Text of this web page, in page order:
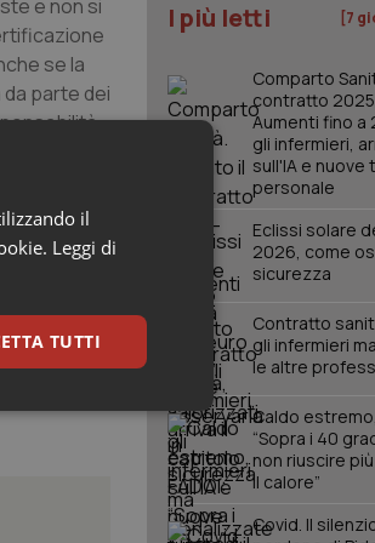
e non si
se la
parte dei
filiera della
azione di
I più letti [7
Comparto
contratto
Aumenti fino a
gli infermieri,
sull'IA e nuove
personale
Eclissi solare
2026, come
sicurezza
Contratto
gli infermieri
le altre
Caldo
“Sopra i 40
non riuscire
il calore”
Covid. Il
il
Leggi di
TUTTI